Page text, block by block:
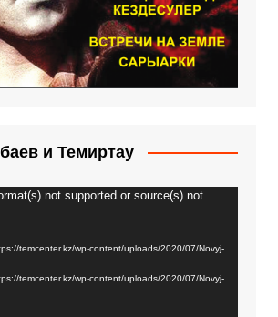
и Темиртау
not supported or source(s) not
temcenter.kz/wp-content/uploads/2020/07/Novyj-
temcenter.kz/wp-content/uploads/2020/07/Novyj-